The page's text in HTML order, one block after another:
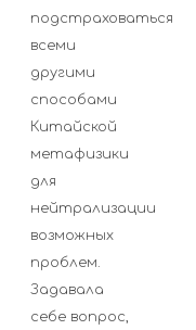
подстраховаться
всеми
другими
способами
Китайской
метафизики
для
нейтрализации
возможных
проблем.
Задавала
себе вопрос,